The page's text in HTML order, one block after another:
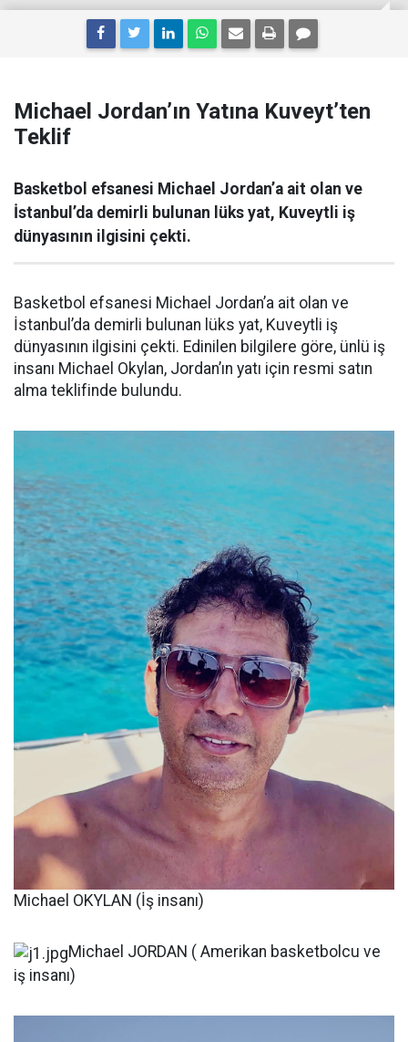
Michael Jordan’ın Yatına Kuveyt’ten
Teklif
Basketbol efsanesi Michael Jordan’a ait olan ve
İstanbul’da demirli bulunan lüks yat, Kuveytli iş
dünyasının ilgisini çekti.
Basketbol efsanesi Michael Jordan’a ait olan ve
İstanbul’da demirli bulunan lüks yat, Kuveytli iş
dünyasının ilgisini çekti. Edinilen bilgilere göre, ünlü iş
insanı Michael Okylan, Jordan’ın yatı için resmi satın
alma teklifinde bulundu.
Michael OKYLAN (İş insanı)
Michael JORDAN ( Amerikan basketbolcu ve
iş insanı)